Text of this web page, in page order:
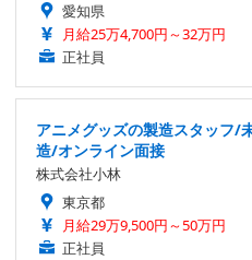
愛知県
月給25万4,700円～32万円
正社員
アニメグッズの製造スタッフ/
造/オンライン面接
株式会社小林
東京都
月給29万9,500円～50万円
正社員